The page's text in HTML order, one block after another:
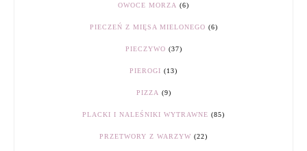
OWOCE MORZA (6)
PIECZEŃ Z MIĘSA MIELONEGO (6)
PIECZYWO (37)
PIEROGI (13)
PIZZA (9)
PLACKI I NALEŚNIKI WYTRAWNE (85)
PRZETWORY Z WARZYW (22)